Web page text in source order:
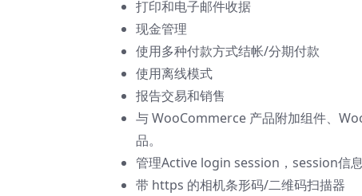
打印和电子邮件收据
现金管理
使用多种付款方式结帐/分期付款
使用离线模式
报告交易和销售
与 WooCommerce 产品附加组件、
品。
管理Active login session，session信
带 https 的相机条形码/二维码扫描器